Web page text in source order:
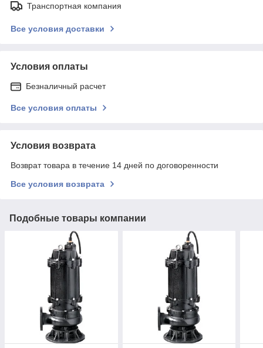
Транспортная компания
Все условия доставки
Условия оплаты
Безналичный расчет
Все условия оплаты
Условия возврата
Возврат товара в течение 14 дней по договоренности
Все условия возврата
Подобные товары компании